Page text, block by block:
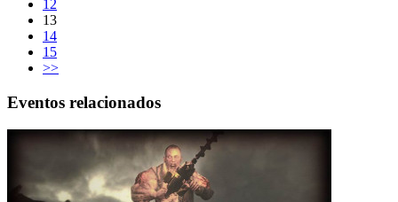
12
13
14
15
>>
Eventos relacionados